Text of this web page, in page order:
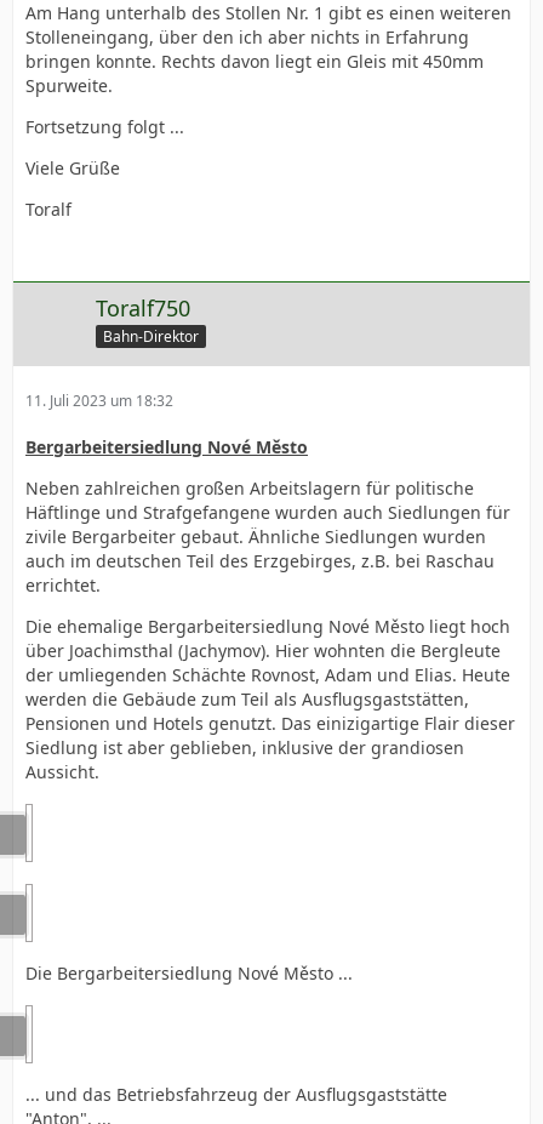
Am Hang unterhalb des Stollen Nr. 1 gibt es einen weiteren
Stolleneingang, über den ich aber nichts in Erfahrung
bringen konnte. Rechts davon liegt ein Gleis mit 450mm
Spurweite.
Fortsetzung folgt ...
Viele Grüße
Toralf
Toralf750
Bahn-Direktor
11. Juli 2023 um 18:32
Bergarbeitersiedlung Nové Město
Neben zahlreichen großen Arbeitslagern für politische
Häftlinge und Strafgefangene wurden auch Siedlungen für
zivile Bergarbeiter gebaut. Ähnliche Siedlungen wurden
auch im deutschen Teil des Erzgebirges, z.B. bei Raschau
errichtet.
Die ehemalige Bergarbeitersiedlung Nové Město liegt hoch
über Joachimsthal (Jachymov). Hier wohnten die Bergleute
der umliegenden Schächte Rovnost, Adam und Elias. Heute
werden die Gebäude zum Teil als Ausflugsgaststätten,
Pensionen und Hotels genutzt. Das einizigartige Flair dieser
Siedlung ist aber geblieben, inklusive der grandiosen
Aussicht.
Die Bergarbeitersiedlung Nové Město ...
... und das Betriebsfahrzeug der Ausflugsgaststätte
"Anton", ...